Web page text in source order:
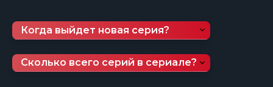
Когда выйдет новая серия?
Сколько всего серий в сериале?